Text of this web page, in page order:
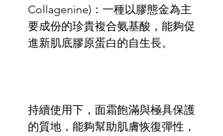
Collagenine)：一種以膠態金為主
要成份的珍貴複合氨基酸，能夠促
進新肌底膠原蛋白的自生長。
持續使用下，面霜飽滿與極具保護
的質地，能夠幫助肌膚恢復彈性，